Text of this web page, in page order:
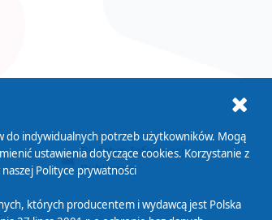
Biuletyn Informacji
Publicznej
do indywidualnych potrzeb użytkowników. Mogą
ustawienia dotyczące cookies. Korzystanie z
Polityce prywatności
których producentem i wydawcą jest Polska